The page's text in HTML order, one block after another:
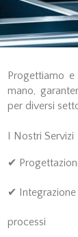
Progettiamo
mano,
per diversi
I Nostri Servizi
✔
✔
processi